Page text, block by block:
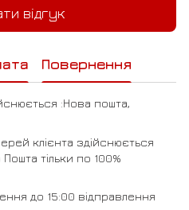
відгук
Повернення
:Нова пошта,
клієнта здійснюється
тільки по 100%
до 15:00 відправлення